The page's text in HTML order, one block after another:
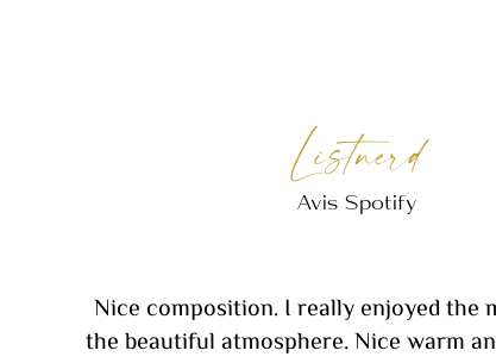
Listnerd
Avis Spotify
Nice composition. I really enjoyed the
the beautiful atmosphere. Nice warm